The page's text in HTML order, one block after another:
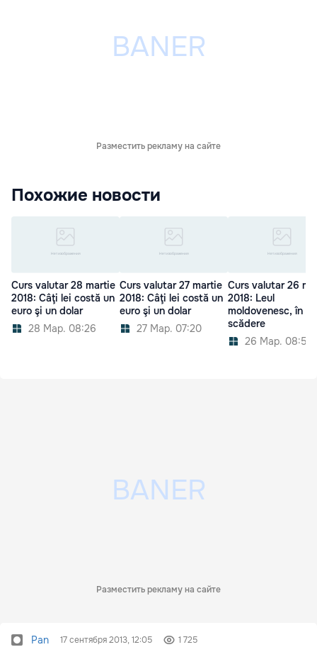
Разместить рекламу на сайте
Похожие новости
Curs valutar 28 martie
2018: Câţi lei costă un
euro şi un dolar
28 Мар. 08:26
Curs valutar 27 martie
2018: Câţi lei costă un
euro şi un dolar
27 Мар. 07:20
Curs valutar 26
2018: Leul
moldovenesc, în
scădere
26 Мар. 08:59
Разместить рекламу на сайте
Pan 17 сентября 2013, 12:05 1 725